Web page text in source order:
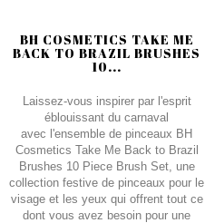
BH COSMETICS TAKE ME
BACK TO BRAZIL BRUSHES
10...
Laissez-vous inspirer par l'esprit
éblouissant du carnaval
avec l'ensemble de pinceaux BH
Cosmetics Take Me Back to Brazil
Brushes 10 Piece Brush Set, une
collection festive de pinceaux pour le
visage et les yeux qui offrent tout ce
dont vous avez besoin pour une